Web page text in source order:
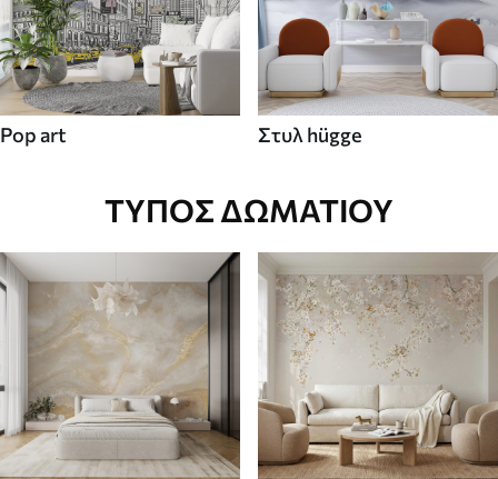
Pop art Στυλ hügge
ΤΎΠΟΣ ΔΩΜΑΤΊΟΥ